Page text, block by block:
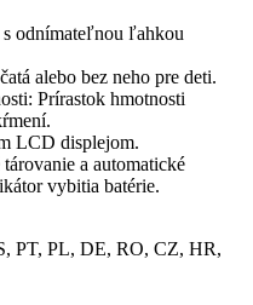
s odnímateľnou ľahkou
alebo bez neho pre deti.
Prírastok hmotnosti
LCD displejom.
a automatické
vybitia batérie.
PT, PL, DE, RO, CZ, HR,